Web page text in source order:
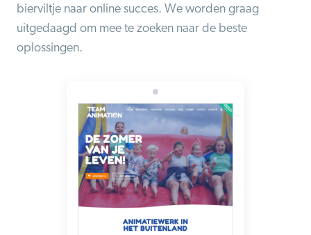
bierviltje naar online succes. We worden graag
uitgedaagd om mee te zoeken naar de beste
oplossingen.